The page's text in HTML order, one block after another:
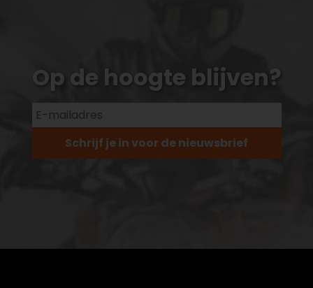
Op de hoogte blijven?
Schrijf je in voor de nieuwsbrief